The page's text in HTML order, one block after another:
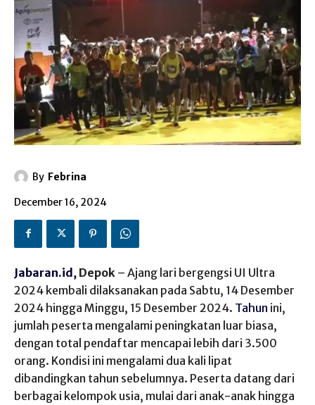
By Febrina
December 16, 2024
Jabaran.id, Depok – Ajang lari bergengsi UI Ultra
2024 kembali dilaksanakan pada Sabtu, 14 Desember
2024 hingga Minggu, 15 Desember 2024. Tahun ini,
jumlah peserta mengalami peningkatan luar biasa,
dengan total pendaftar mencapai lebih dari 3.500
orang. Kondisi ini mengalami dua kali lipat
dibandingkan tahun sebelumnya. Peserta datang dari
berbagai kelompok usia, mulai dari anak-anak hingga